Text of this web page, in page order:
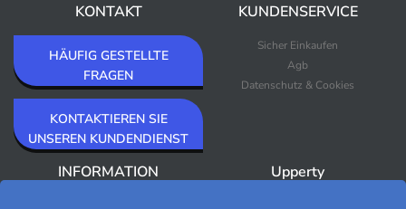
KONTAKT
HÄUFIG GESTELLTE
FRAGEN
KONTAKTIEREN SIE
UNSEREN KUNDENDIENST
KUNDENSERVICE
Sicher Einkaufen
Agb
Datenschutz & Cookies
INFORMATION Upperty